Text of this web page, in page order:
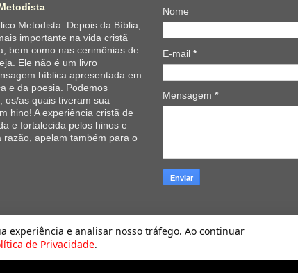
experiência e analisar nosso tráfego. Ao continuar
de Privacidade.
Metodista. Depois da Bíblia,
importante na vida cristã
bem como nas cerimônias de
Ele não é um livro
bíblica apresentada em
e da poesia. Podemos
os/as quais tiveram sua
hino! A experiência cristã de
e fortalecida pelos hinos e
apelam também para o
Nome
E-mail *
Mensagem *